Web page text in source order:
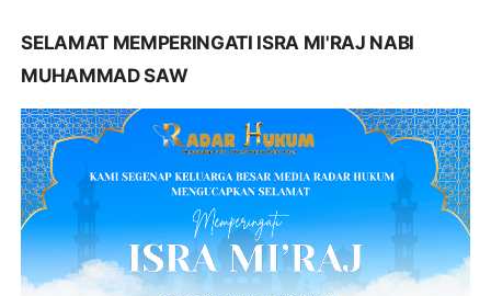
SELAMAT MEMPERINGATI ISRA MI'RAJ NABI
MUHAMMAD SAW